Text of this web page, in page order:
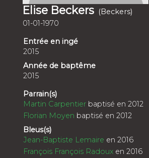
Elise Beckers (Beckers)
01-01-1970
Entrée en ingé
2015
Année de baptême
2015
Parrain(s)
Martin Carpentier baptisé en 2012
Florian Moyen baptisé en 2012
Bleus(s)
Jean-Baptiste Lemaire en 2016
François François Radoux en 2016